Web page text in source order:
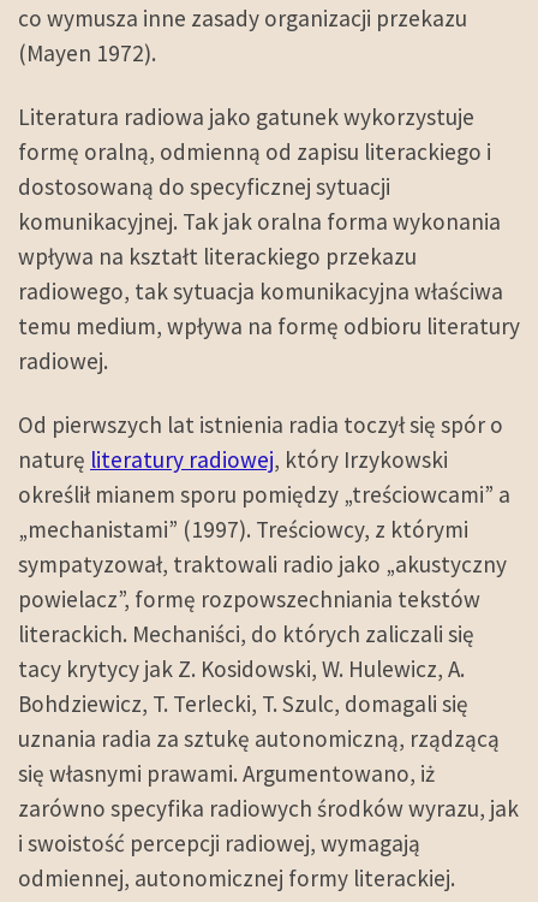
co wymusza inne zasady organizacji przekazu
(Mayen 1972).
Literatura radiowa jako gatunek wykorzystuje
formę oralną, odmienną od zapisu literackiego i
dostosowaną do specyficznej sytuacji
komunikacyjnej. Tak jak oralna forma wykonania
wpływa na kształt literackiego przekazu
radiowego, tak sytuacja komunikacyjna właściwa
temu medium, wpływa na formę odbioru literatury
radiowej.
Od pierwszych lat istnienia radia toczył się spór o
naturę literatury radiowej, który Irzykowski
określił mianem sporu pomiędzy „treściowcami” a
„mechanistami” (1997). Treściowcy, z którymi
sympatyzował, traktowali radio jako „akustyczny
powielacz”, formę rozpowszechniania tekstów
literackich. Mechaniści, do których zaliczali się
tacy krytycy jak Z. Kosidowski, W. Hulewicz, A.
Bohdziewicz, T. Terlecki, T. Szulc, domagali się
uznania radia za sztukę autonomiczną, rządzącą
się własnymi prawami. Argumentowano, iż
zarówno specyfika radiowych środków wyrazu, jak
i swoistość percepcji radiowej, wymagają
odmiennej, autonomicznej formy literackiej.